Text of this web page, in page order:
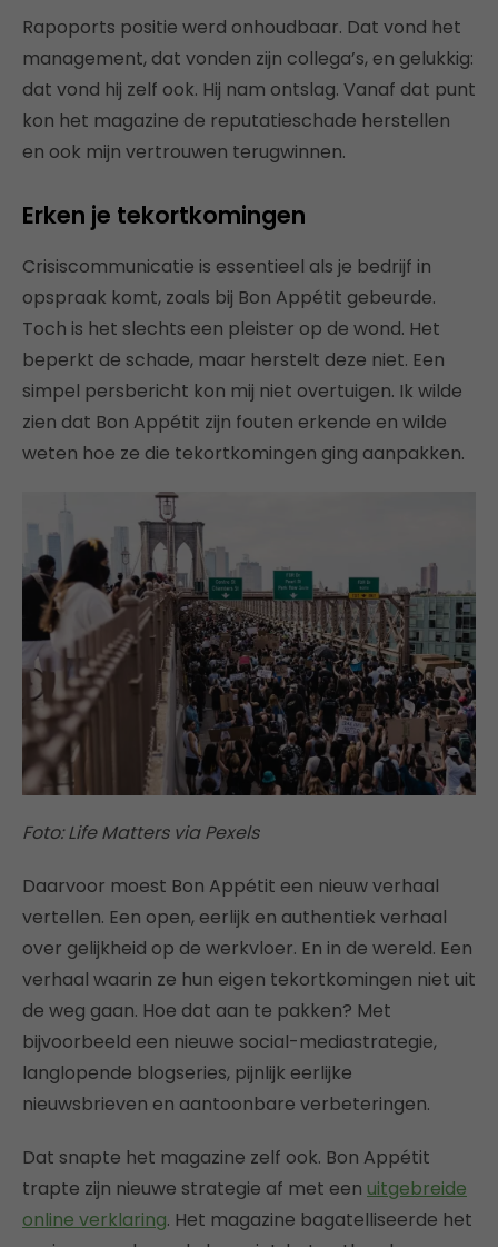
Rapoports positie werd onhoudbaar. Dat vond het
management, dat vonden zijn collega’s, en gelukkig:
dat vond hij zelf ook. Hij nam ontslag. Vanaf dat punt
kon het magazine de reputatieschade herstellen
en ook mijn vertrouwen terugwinnen.
Erken je tekortkomingen
Crisiscommunicatie is essentieel als je bedrijf in
opspraak komt, zoals bij Bon Appétit gebeurde.
Toch is het slechts een pleister op de wond. Het
beperkt de schade, maar herstelt deze niet. Een
simpel persbericht kon mij niet overtuigen. Ik wilde
zien dat Bon Appétit zijn fouten erkende en wilde
weten hoe ze die tekortkomingen ging aanpakken.
Foto: Life Matters via Pexels
Daarvoor moest Bon Appétit een nieuw verhaal
vertellen. Een open, eerlijk en authentiek verhaal
over gelijkheid op de werkvloer. En in de wereld. Een
verhaal waarin ze hun eigen tekortkomingen niet uit
de weg gaan. Hoe dat aan te pakken? Met
bijvoorbeeld een nieuwe social-mediastrategie,
langlopende blogseries, pijnlijk eerlijke
nieuwsbrieven en aantoonbare verbeteringen.
Dat snapte het magazine zelf ook. Bon Appétit
trapte zijn nieuwe strategie af met een uitgebreide
online verklaring. Het magazine bagatelliseerde het